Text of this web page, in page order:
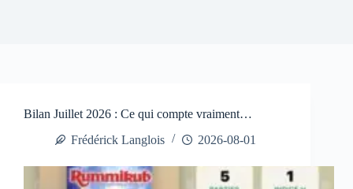
Bilan Juillet 2026 : Ce qui compte vraiment…
Frédérick Langlois
2026-08-01